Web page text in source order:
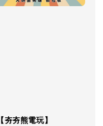
【夯夯熊電玩】